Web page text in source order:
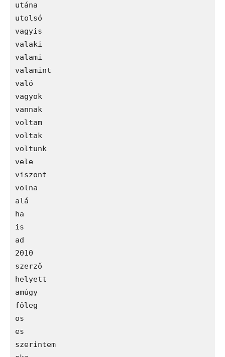
utána
utolsó
vagyis
valaki
valami
valamint
való
vagyok
vannak
voltam
voltak
voltunk
vele
viszont
volna
alá
ha
is
ad
2010
szerző
helyett
amúgy
főleg
os
es
szerintem